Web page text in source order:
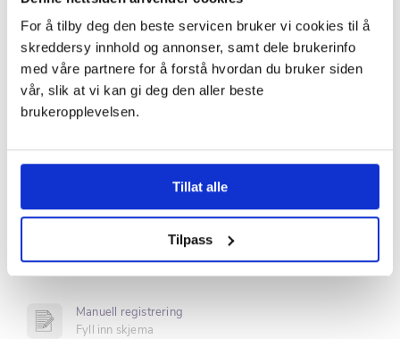
For å tilby deg den beste servicen bruker vi cookies til å
skreddersy innhold og annonser, samt dele brukerinfo
med våre partnere for å forstå hvordan du bruker siden
vår, slik at vi kan gi deg den aller beste
brukeropplevelsen.
Tillat alle
Tilpass
Tidspunkt
Velg tidspunkt
Kampanjekoden kan ikke kombineres med andre rabatter eller tilbud på
klinikken.
Velg metode for registrering
Logg inn med Vipps
Du blir ikke belastet penger
Manuell registrering
Fyll inn skjema